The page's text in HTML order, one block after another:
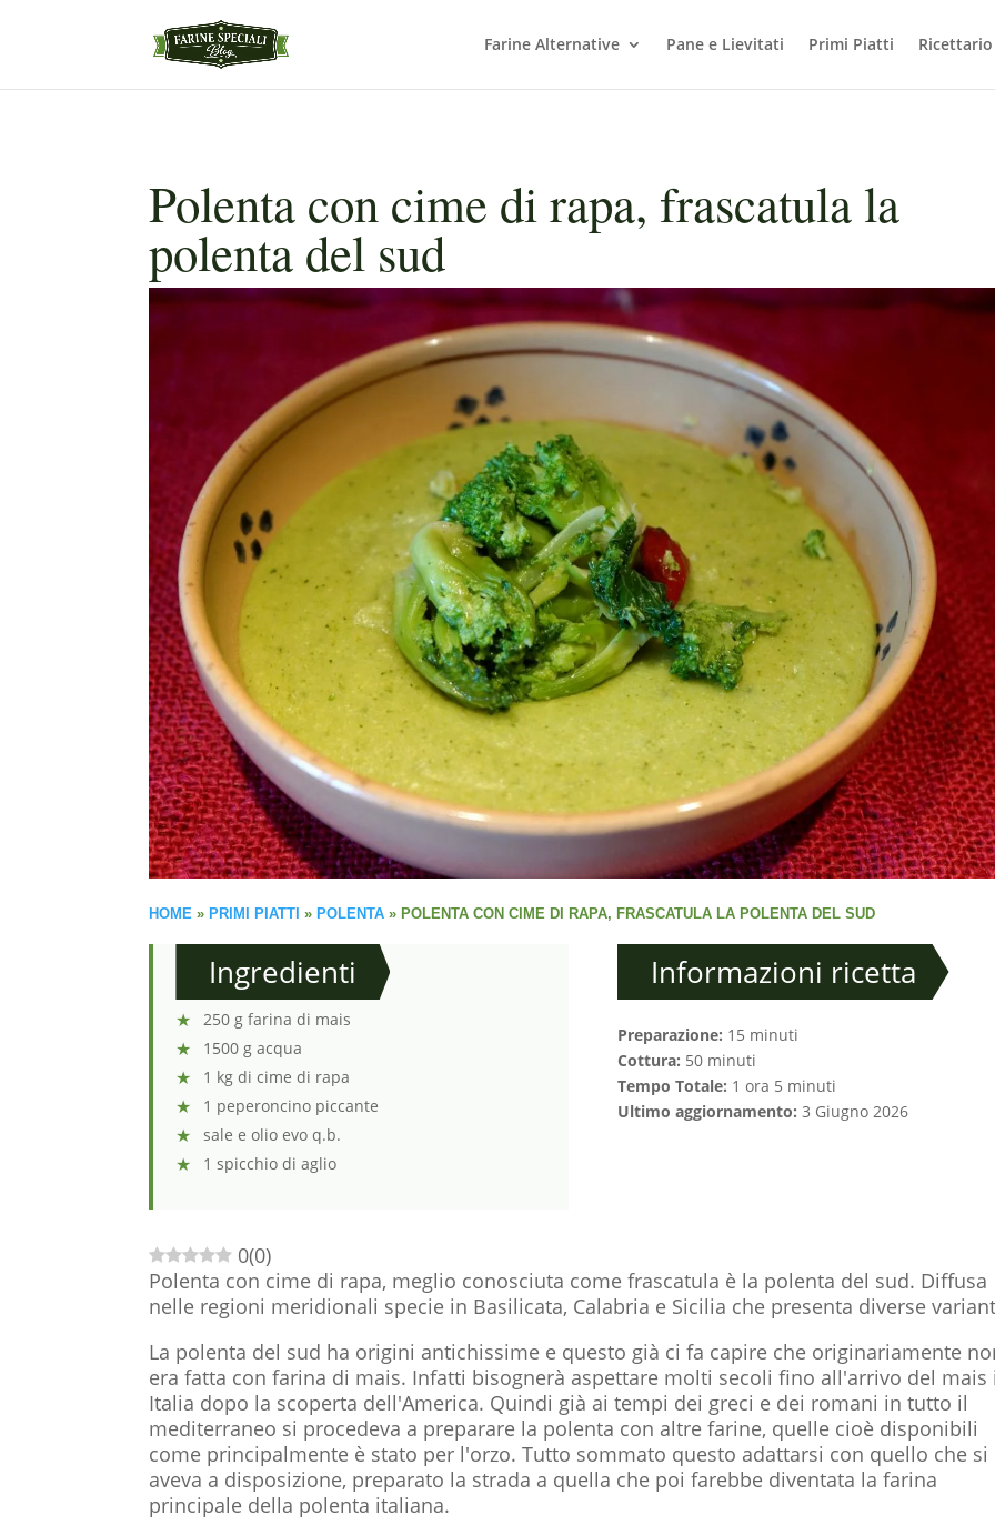
Farine Alternative Pane e Lievitati Primi Piatti Ricettario
Polenta con cime di rapa, frascatula la
polenta del sud
HOME » PRIMI PIATTI » POLENTA » POLENTA CON CIME DI RAPA, FRASCATULA LA POLENTA DEL SUD
Ingredienti
250 g farina di mais
1500 g acqua
1 kg di cime di rapa
1 peperoncino piccante
sale e olio evo q.b.
1 spicchio di aglio
Informazioni ricetta
Preparazione: 15 minuti
Cottura: 50 minuti
Tempo Totale: 1 ora 5 minuti
Ultimo aggiornamento: 3 Giugno 2026
0(0)
Polenta con cime di rapa, meglio conosciuta come frascatula è la polenta del sud. Diffusa
nelle regioni meridionali specie in Basilicata, Calabria e Sicilia che presenta diverse
La polenta del sud ha origini antichissime e questo già ci fa capire che originariamente
era fatta con farina di mais. Infatti bisognerà aspettare molti secoli fino all'arrivo del mais
Italia dopo la scoperta dell'America. Quindi già ai tempi dei greci e dei romani in tutto il
mediterraneo si procedeva a preparare la polenta con altre farine, quelle cioè disponibili
come principalmente è stato per l'orzo. Tutto sommato questo adattarsi con quello che si
aveva a disposizione, preparato la strada a quella che poi farebbe diventata la farina
principale della polenta italiana.